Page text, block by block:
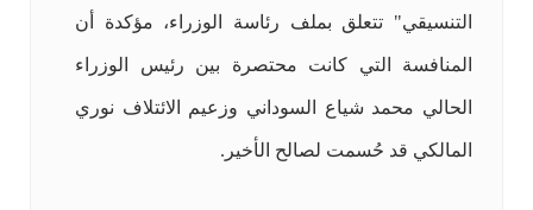
التنسيقي" تتعلق بملف رئاسة الوزراء، مؤكدة أن
المنافسة التي كانت محتصرة بين رئيس الوزراء
الحالي محمد شياع السوداني وزعيم الائتلاف نوري
المالكي قد حُسمت لصالح الأخير.